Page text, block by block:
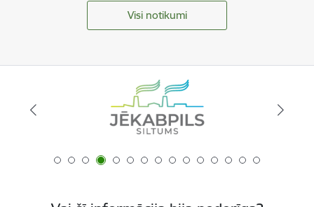
Visi notikumi